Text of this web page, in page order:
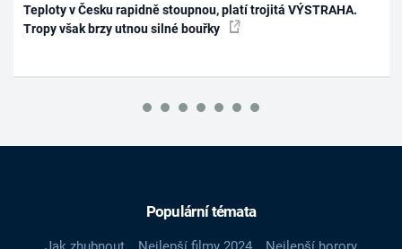
Teploty v Česku rapidně stoupnou, platí trojitá VÝSTRAHA.
Tropy však brzy utnou silné bouřky
Populární témata